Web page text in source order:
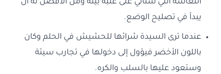
التعاسة التي ستأتي على عتبة بينه ومن الأفضل له أن
يبدأ في تصليح الوضع.
عندما ترى السيدة شرائها للحشيش في الحلم وكان
باللون الأخضر فيؤول إلى دخولها في تجارب سيئة
وستعود عليها بالسلب والكره.